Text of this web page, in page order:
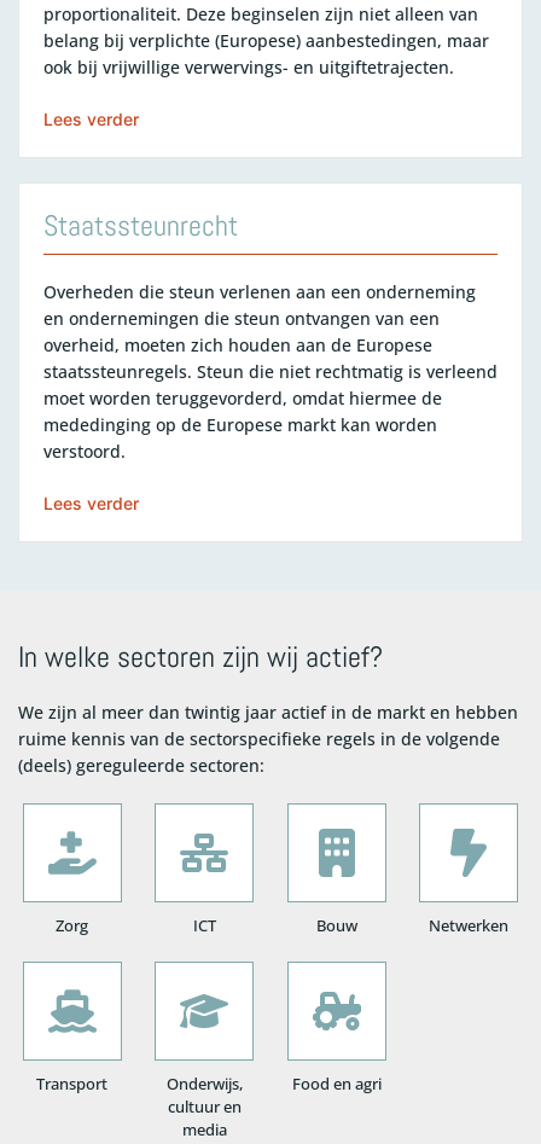
proportionaliteit. Deze beginselen zijn niet alleen van
belang bij verplichte (Europese) aanbestedingen, maar
ook bij vrijwillige verwervings- en uitgiftetrajecten.
Lees verder
Staatssteunrecht
Overheden die steun verlenen aan een onderneming
en ondernemingen die steun ontvangen van een
overheid, moeten zich houden aan de Europese
staatssteunregels. Steun die niet rechtmatig is verleend
moet worden teruggevorderd, omdat hiermee de
mededinging op de Europese markt kan worden
verstoord.
Lees verder
In welke sectoren zijn wij actief?
We zijn al meer dan twintig jaar actief in de markt en hebben
ruime kennis van de sectorspecifieke regels in de volgende
(deels) gereguleerde sectoren:
Zorg ICT Bouw Netwerken
Transport
Onderwijs,
cultuur en
media
Food en agri